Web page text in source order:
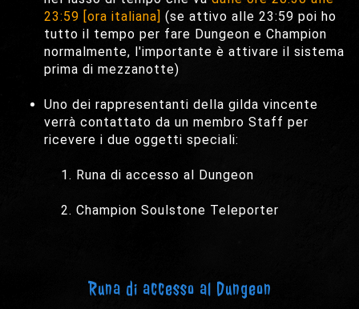
23:59 [ora italiana] (se attivo alle 23:59 poi ho
tutto il tempo per fare Dungeon e Champion
normalmente, l'importante è attivare il sistema
prima di mezzanotte)
Uno dei rappresentanti della gilda vincente
verrà contattato da un membro Staff per
ricevere i due oggetti speciali:
Runa di accesso al Dungeon
Champion Soulstone Teleporter
Runa di accesso al Dungeon